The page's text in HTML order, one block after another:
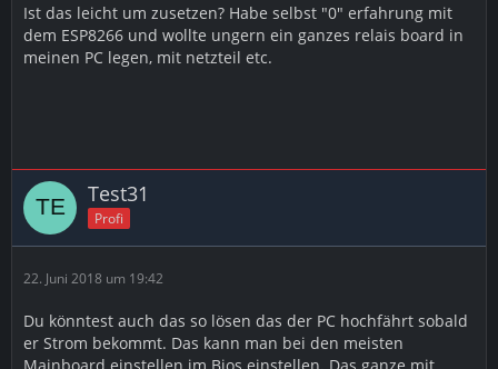
Ist das leicht um zusetzen? Habe selbst "0" erfahrung mit
dem ESP8266 und wollte ungern ein ganzes relais board in
meinen PC legen, mit netzteil etc.
Test31
Profi
22. Juni 2018 um 19:42
Du könntest auch das so lösen das der PC hochfährt sobald
er Strom bekommt. Das kann man bei den meisten
Mainboard einstellen im Bios einstellen. Das ganze mit